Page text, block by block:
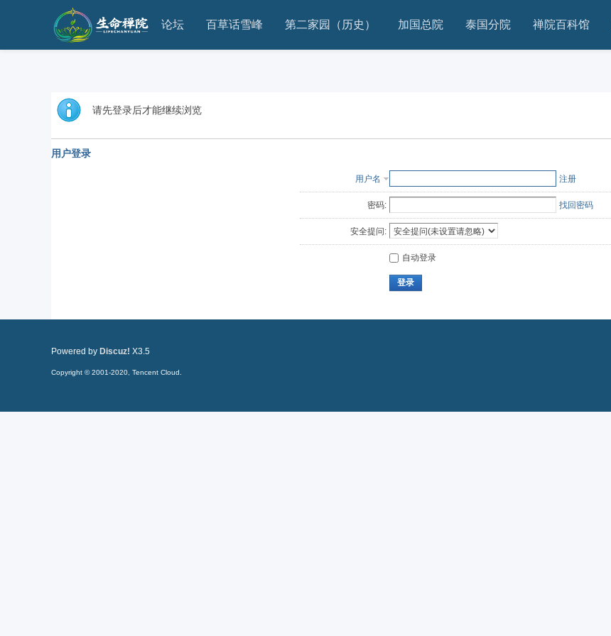
论坛 百草话雪峰 第二家园（历史） 加国总院 泰国分院 禅院百科馆
请先登录后才能继续浏览
用户登录
用户名 注册
密码: 找回密码
安全提问:
自动登录
登录
Powered by Discuz! X3.5
Copyright © 2001-2020, Tencent Cloud.